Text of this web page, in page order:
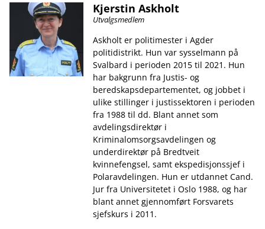
Kjerstin Askholt
Utvalgsmedlem
Askholt er politimester i Agder
politidistrikt. Hun var sysselmann på
Svalbard i perioden 2015 til 2021. Hun
har bakgrunn fra Justis- og
beredskapsdepartementet, og jobbet i
ulike stillinger i justissektoren i perioden
fra 1988 til dd. Blant annet som
avdelingsdirektør i
Kriminalomsorgsavdelingen og
underdirektør på Bredtveit
kvinnefengsel, samt ekspedisjonssjef i
Polaravdelingen. Hun er utdannet Cand.
Jur fra Universitetet i Oslo 1988, og har
blant annet gjennomført Forsvarets
sjefskurs i 2011.